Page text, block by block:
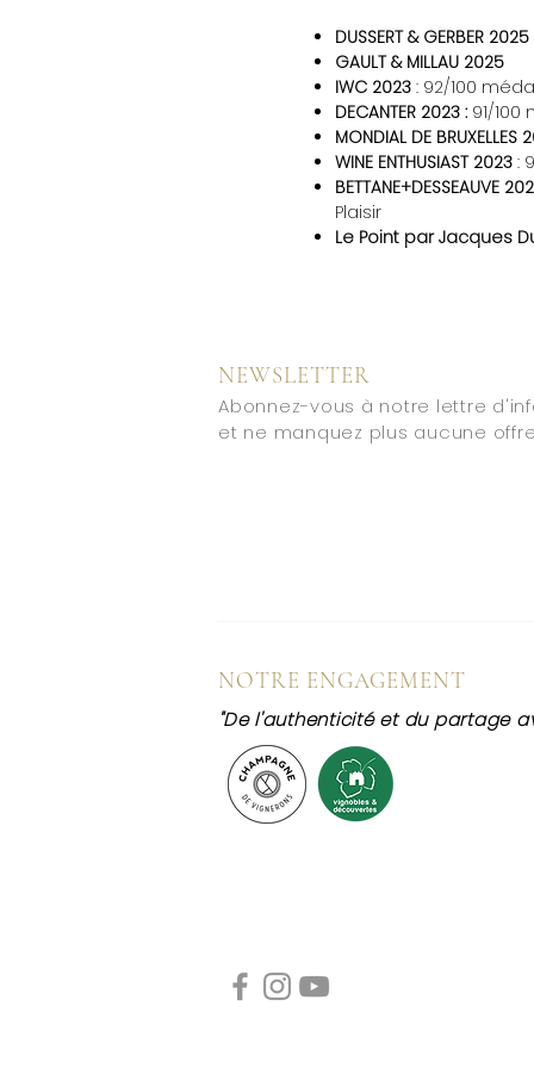
DUSSERT & GERBER 2025
GAULT & MILLAU 2025
IWC 2023 : 92/100
DECANTER 2023 : 91/
MONDIAL DE BRUXELLES
WINE ENTHUSIAST 2023 :
BETTANE+DESSEAUVE
Plaisir
Le Point par Jacques
NEWSLETTER
Abonnez-vous à notre lettre
et ne manquez plus aucune
NOTRE ENGAGEMENT
"De l'authenticité et du partage